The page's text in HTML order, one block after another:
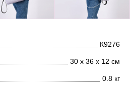
К9276
30 х 36 х 12 см
0.8 кг